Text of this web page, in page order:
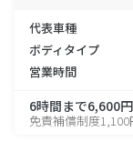
代表車種
ボディタイプ
営業時間
6時間まで6,600円
免責補償制度1,100